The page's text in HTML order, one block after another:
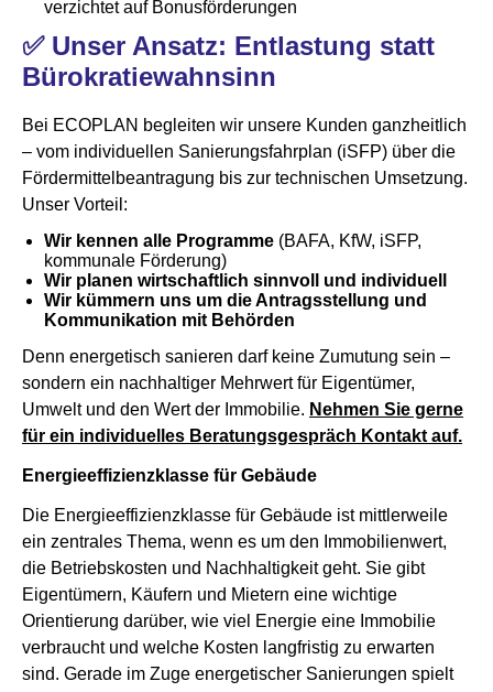
verzichtet auf Bonusförderungen
✅ Unser Ansatz: Entlastung statt
Bürokratiewahnsinn
Bei ECOPLAN begleiten wir unsere Kunden ganzheitlich
– vom individuellen Sanierungsfahrplan (iSFP) über die
Fördermittelbeantragung bis zur technischen Umsetzung.
Unser Vorteil:
Wir kennen alle Programme (BAFA, KfW, iSFP,
kommunale Förderung)
Wir planen wirtschaftlich sinnvoll und individuell
Wir kümmern uns um die Antragsstellung und
Kommunikation mit Behörden
Denn energetisch sanieren darf keine Zumutung sein –
sondern ein nachhaltiger Mehrwert für Eigentümer,
Umwelt und den Wert der Immobilie. Nehmen Sie gerne
für ein individuelles Beratungsgespräch Kontakt auf.
Energieeffizienzklasse für Gebäude
Die Energieeffizienzklasse für Gebäude ist mittlerweile
ein zentrales Thema, wenn es um den Immobilienwert,
die Betriebskosten und Nachhaltigkeit geht. Sie gibt
Eigentümern, Käufern und Mietern eine wichtige
Orientierung darüber, wie viel Energie eine Immobilie
verbraucht und welche Kosten langfristig zu erwarten
sind. Gerade im Zuge energetischer Sanierungen spielt